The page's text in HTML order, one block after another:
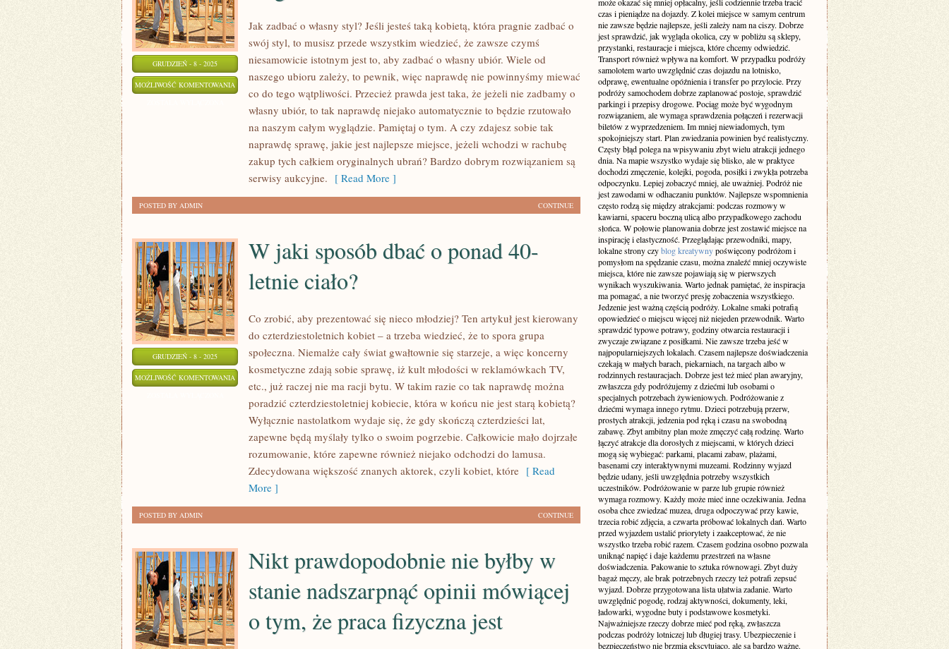
GRUDZIEŃ - 8 - 2025
MOŻLIWOŚĆ KOMENTOWANIA
Jak zadbać o własny styl? Jeśli jesteś taką kobietą, która pragnie zadbać o
swój styl, to musisz przede wszystkim wiedzieć, że zawsze czymś
niesamowicie istotnym jest to, aby zadbać o własny ubiór. Wiele od
naszego ubioru zależy, to pewnik, więc naprawdę nie powinnyśmy miewać
co do tego wątpliwości. Przecież prawda jest taka, że jeżeli nie zadbamy o
własny ubiór, to tak naprawdę niejako automatycznie to będzie rzutowało
na naszym całym wyglądzie. Pamiętaj o tym. A czy zdajesz sobie tak
naprawdę sprawę, jakie jest najlepsze miejsce, jeżeli wchodzi w rachubę
zakup tych całkiem oryginalnych ubrań? Bardzo dobrym rozwiązaniem są
serwisy aukcyjne. [ Read More ]
CONTINUE
POSTED BY ADMIN
GRUDZIEŃ - 8 - 2025
MOŻLIWOŚĆ KOMENTOWANIA
SPOSÓB
W jaki sposób dbać o ponad 40-
letnie ciało?
Co zrobić, aby prezentować się nieco młodziej? Ten artykuł jest kierowany
do czterdziestoletnich kobiet – a trzeba wiedzieć, że to spora grupa
społeczna. Niemalże cały świat gwałtownie się starzeje, a więc koncerny
kosmetyczne zdają sobie sprawę, iż kult młodości w reklamówkach TV,
etc., już raczej nie ma racji bytu. W takim razie co tak naprawdę można
poradzić czterdziestoletniej kobiecie, która w końcu nie jest starą kobietą?
Wyłącznie nastolatkom wydaje się, że gdy skończą czterdzieści lat,
zapewne będą myślały tylko o swoim pogrzebie. Całkowicie mało dojrzałe
rozumowanie, które zapewne również niejako odchodzi do lamusa.
Zdecydowana większość znanych aktorek, czyli kobiet, które [ Read
More ]
CONTINUE
POSTED BY ADMIN
Nikt prawdopodobnie nie byłby w
stanie nadszarpnąć opinii mówiącej
o tym, że praca fizyczna jest
czas i pieniądze na dojazdy. Z kolei miejsce w samym centrum
nie zawsze będzie najlepsze, jeśli zależy nam na ciszy. Dobrze
jest sprawdzić, jak wygląda okolica, czy w pobliżu są sklepy,
przystanki, restauracje i miejsca, które chcemy odwiedzić.
Transport również wpływa na komfort. W przypadku podróży
samolotem warto uwzględnić czas dojazdu na lotnisko,
odprawę, ewentualne opóźnienia i transfer po przylocie. Przy
podróży samochodem dobrze zaplanować postoje, sprawdzić
parkingi i przepisy drogowe. Pociąg może być wygodnym
rozwiązaniem, ale wymaga sprawdzenia połączeń i rezerwacji
biletów z wyprzedzeniem. Im mniej niewiadomych, tym
spokojniejszy start. Plan zwiedzania powinien być realistyczny.
Częsty błąd polega na wpisywaniu zbyt wielu atrakcji jednego
dnia. Na mapie wszystko wydaje się blisko, ale w praktyce
dochodzi zmęczenie, kolejki, pogoda, posiłki i zwykła potrzeba
odpoczynku. Lepiej zobaczyć mniej, ale uważniej. Podróż nie
jest zawodami w odhaczaniu punktów. Najlepsze wspomnienia
często rodzą się między atrakcjami: podczas rozmowy w
kawiarni, spaceru boczną ulicą albo przypadkowego zachodu
słońca. W połowie planowania dobrze jest zostawić miejsce na
inspirację i elastyczność. Przeglądając przewodniki, mapy,
lokalne strony czyblog kreatywnypoświęcony podróżom i
pomysłom na spędzanie czasu, można znaleźć mniej oczywiste
miejsca, które nie zawsze pojawiają się w pierwszych
wynikach wyszukiwania. Warto jednak pamiętać, że inspiracja
ma pomagać, a nie tworzyć presję zobaczenia wszystkiego.
Jedzenie jest ważną częścią podróży. Lokalne smaki potrafią
opowiedzieć o miejscu więcej niż niejeden przewodnik. Warto
sprawdzić typowe potrawy, godziny otwarcia restauracji i
zwyczaje związane z posiłkami. Nie zawsze trzeba jeść w
najpopularniejszych lokalach. Czasem najlepsze doświadczenia
czekają w małych barach, piekarniach, na targach albo w
rodzinnych restauracjach. Dobrze jest też mieć plan awaryjny,
zwłaszcza gdy podróżujemy z dziećmi lub osobami o
specjalnych potrzebach żywieniowych. Podróżowanie z
dziećmi wymaga innego rytmu. Dzieci potrzebują przerw,
prostych atrakcji, jedzenia pod ręką i czasu na swobodną
zabawę. Zbyt ambitny plan może zmęczyć całą rodzinę. Warto
łączyć atrakcje dla dorosłych z miejscami, w których dzieci
mogą się wybiegać: parkami, placami zabaw, plażami,
basenami czy interaktywnymi muzeami. Rodzinny wyjazd
będzie udany, jeśli uwzględnia potrzeby wszystkich
uczestników. Podróżowanie w parze lub grupie również
wymaga rozmowy. Każdy może mieć inne oczekiwania. Jedna
osoba chce zwiedzać muzea, druga odpoczywać przy kawie,
trzecia robić zdjęcia, a czwarta próbować lokalnych dań. Warto
przed wyjazdem ustalić priorytety i zaakceptować, że nie
wszystko trzeba robić razem. Czasem godzina osobno pozwala
uniknąć napięć i daje każdemu przestrzeń na własne
doświadczenia. Pakowanie to sztuka równowagi. Zbyt duży
bagaż męczy, ale brak potrzebnych rzeczy też potrafi zepsuć
wyjazd. Dobrze przygotowana lista ułatwia zadanie. Warto
uwzględnić pogodę, rodzaj aktywności, dokumenty, leki,
ładowarki, wygodne buty i podstawowe kosmetyki.
Najważniejsze rzeczy dobrze mieć pod ręką, zwłaszcza
podczas podróży lotniczej lub długiej trasy. Ubezpieczenie i
bezpieczeństwo nie brzmią ekscytująco, ale są bardzo ważne.